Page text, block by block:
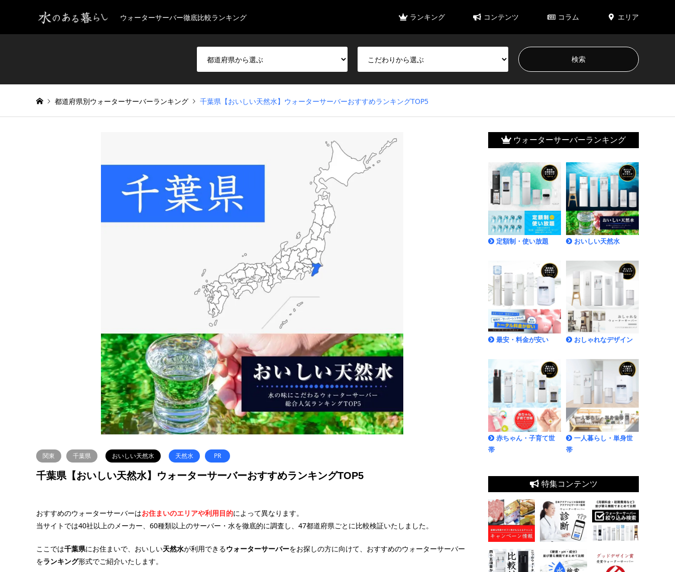
ウォーターサーバー徹底比較ランキング ランキング コンテンツ コラム エリア
都道府県別ウォーターサーバーランキング 千葉県【おいしい天然水】ウォーターサーバーおすすめランキングTOP5
関東 千葉県 おいしい天然水 天然水 PR
千葉県【おいしい天然水】ウォーターサーバーおすすめランキングTOP5
おすすめのウォーターサーバーはお住まいのエリアや利用目的によって異なります。
当サイトでは40社以上のメーカー、60種類以上のサーバー・水を徹底的に調査し、47都道府県ごとに比較検証いたしました。
ここでは千葉県にお住まいで、おいしい天然水が利用できるウォーターサーバーをお探しの方に向けて、おすすめのウォーターサーバー
をランキング形式でご紹介いたします。
ウォーターサーバーランキング
定額制・使い放題 おいしい天然水
最安・料金が安い おしゃれなデザイン
赤ちゃん・子育て世
帯
一人暮らし・単身世
帯
特集コンテンツ